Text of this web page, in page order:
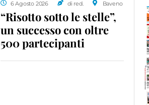
6 Agosto 2026 di red. Baveno
“Risotto sotto le stelle”,
un successo con oltre
500 partecipanti